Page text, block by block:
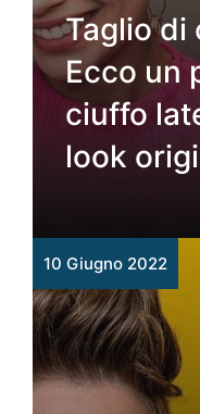
Taglio di
Ecco un
ciuffo
look
10 Giugno 2022